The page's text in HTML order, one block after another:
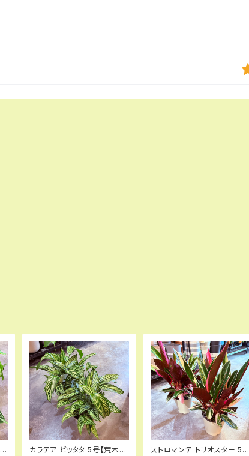
カラテア ビッタタ 5号【荒木植
ストロマンテ トリオスター 5号